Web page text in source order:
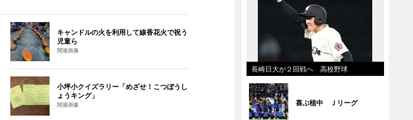
キャンドルの火を利用して線香花火で祝う
児童ら
関連画像
小坪小クイズラリー「めざせ！こつぼうし
ょうキング」
関連画像
長崎日大が２回戦へ 高校野球
喜ぶ植中 Ｊリーグ